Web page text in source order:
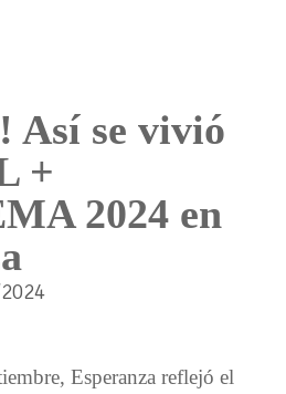
Así se vivió
+
2024 en
Esperanza reflejó el